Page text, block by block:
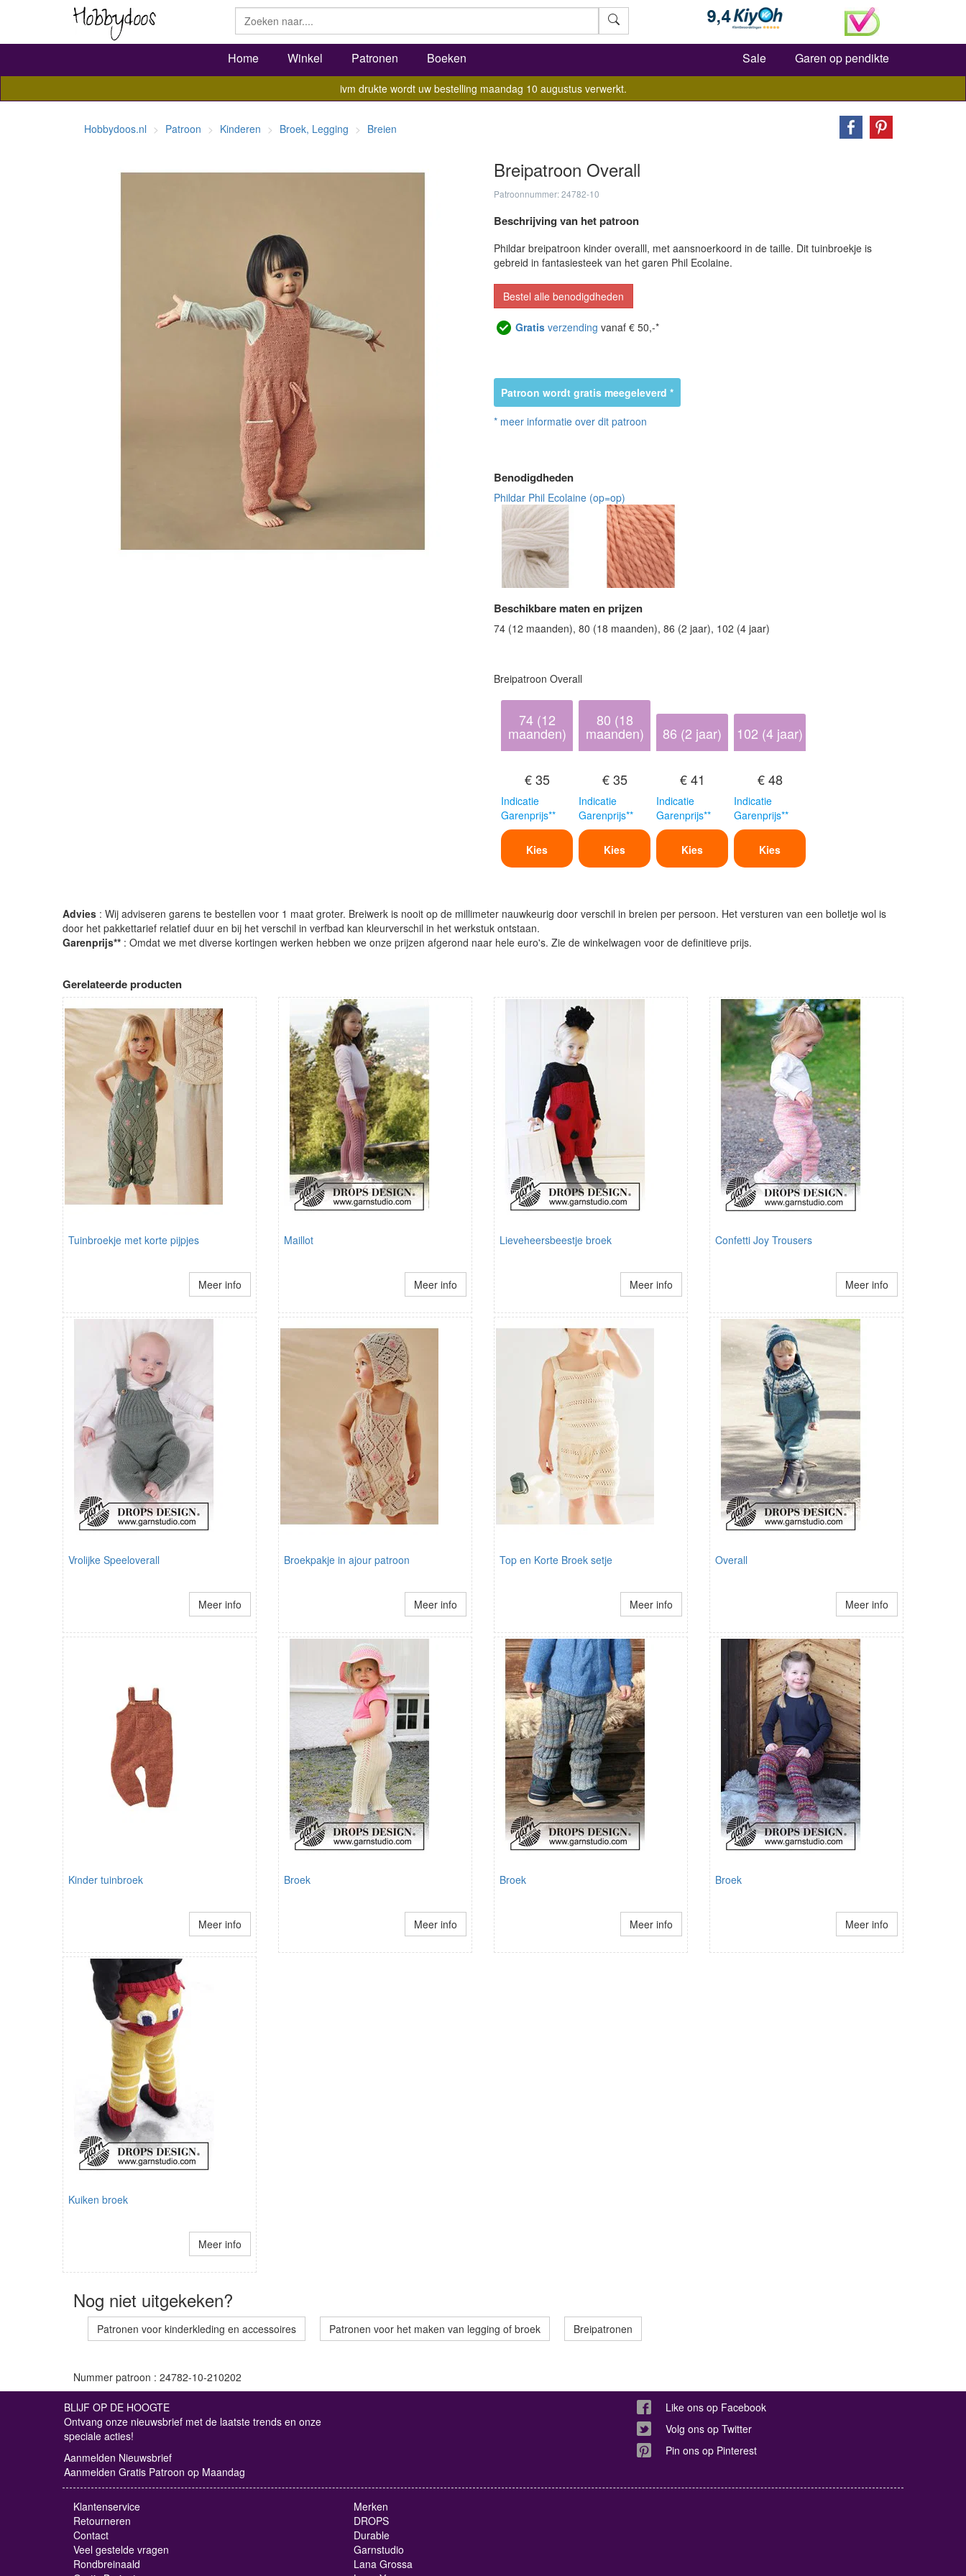
Zoeken
Home Winkel Patronen Boeken Sale Garen op pendikte
ivm drukte wordt uw bestelling maandag 10 augustus verwerkt.
Hobbydoos.nl Patroon Kinderen Broek, Legging Breien
Breipatroon Overall
Patroonnummer: 24782-10
Beschrijving van het patroon
Phildar breipatroon kinder overalll, met aansnoerkoord in de taille. Dit tuinbroekje is
gebreid in fantasiesteek van het garen Phil Ecolaine.
Bestel alle benodigdheden
Gratis verzending vanaf € 50,-*
Patroon wordt gratis meegeleverd *
* meer informatie over dit patroon
Benodigdheden
Phildar Phil Ecolaine (op=op)
Beschikbare maten en prijzen
74 (12 maanden), 80 (18 maanden), 86 (2 jaar), 102 (4 jaar)
Breipatroon Overall
74 (12
maanden)
€ 35
Indicatie
Garenprijs**
Kies
80 (18
maanden)
€ 35
Indicatie
Garenprijs**
Kies
86 (2 jaar)
€ 41
Indicatie
Garenprijs**
Kies
102 (4 jaar)
€ 48
Indicatie
Garenprijs**
Kies
Advies : Wij adviseren garens te bestellen voor 1 maat groter. Breiwerk is nooit op de millimeter nauwkeurig door verschil in breien per persoon. Het versturen van een bolletje wol is
door het pakkettarief relatief duur en bij het verschil in verfbad kan kleurverschil in het werkstuk ontstaan.
Garenprijs** : Omdat we met diverse kortingen werken hebben we onze prijzen afgerond naar hele euro's. Zie de winkelwagen voor de definitieve prijs.
Gerelateerde producten
Tuinbroekje met korte pijpjes
Meer info
Maillot
Meer info
Lieveheersbeestje broek
Meer info
Confetti Joy Trousers
Meer info
Vrolijke Speeloverall
Meer info
Broekpakje in ajour patroon
Meer info
Top en Korte Broek setje
Meer info
Overall
Meer info
Kinder tuinbroek
Meer info
Broek
Meer info
Broek
Meer info
Broek
Meer info
Kuiken broek
Meer info
Nog niet uitgekeken?
Patronen voor kinderkleding en accessoires Patronen voor het maken van legging of broek Breipatronen
Nummer patroon : 24782-10-210202
BLIJF OP DE HOOGTE
Ontvang onze nieuwsbrief met de laatste trends en onze
speciale acties!
Aanmelden Nieuwsbrief
Aanmelden Gratis Patroon op Maandag
Like ons op Facebook
Volg ons op Twitter
Pin ons op Pinterest
Klantenservice
Retourneren
Contact
Veel gestelde vragen
Rondbreinaald
Merken
DROPS
Durable
Garnstudio
Lana Grossa